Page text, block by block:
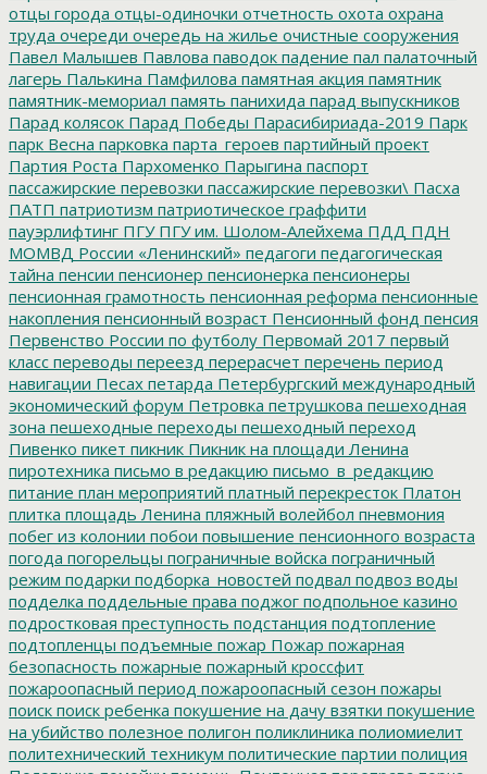
отцы города отцы-одиночки отчетность охота охрана
труда очереди очередь на жилье очистные сооружения
Павел Малышев Павлова паводок падение пал палаточный
лагерь Палькина Памфилова памятная акция памятник
памятник-мемориал память панихида парад выпускников
Парад колясок Парад Победы Парасибириада-2019 Парк
парк Весна парковка парта_героев партийный проект
Партия Роста Пархоменко Парыгина паспорт
пассажирские перевозки пассажирские перевозки\ Пасха
ПАТП патриотизм патриотическое граффити
пауэрлифтинг ПГУПГУ им. Шолом-Алейхема ПДД ПДН
МОМВД России «Ленинский» педагоги педагогическая
тайна пенсии пенсионер пенсионерка пенсионеры
пенсионная грамотность пенсионная реформа пенсионные
накопления пенсионный возраст Пенсионный фонд пенсия
Первенство России по футболу Первомай 2017 первый
класс переводы переезд перерасчет перечень период
навигации Песах петарда Петербургский международный
экономический форум Петровка петрушкова пешеходная
зона пешеходные переходы пешеходный переход
Пивенко пикет пикник Пикник на площади Ленина
пиротехника письмо в редакцию письмо_в_редакцию
питание план мероприятий платный перекресток Платон
плитка площадь Ленина пляжный волейбол пневмония
побег из колонии побои повышение пенсионного возраста
погода погорельцы пограничные войска пограничный
режим подарки подборка_новостей подвал подвоз воды
подделка поддельные права поджог подпольное казино
подростковая преступность подстанция подтопление
подтопленцы подъемные пожар Пожар пожарная
безопасность пожарные пожарный кроссфит
пожароопасный период пожароопасный сезон пожары
поиск поиск ребенка покушение на дачу взятки покушение
на убийство полезное полигон поликлиника полиомиелит
политехнический техникум политические партии полиция